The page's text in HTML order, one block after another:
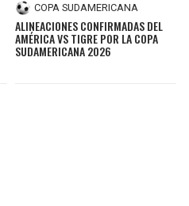
COPA SUDAMERICANA
ALINEACIONES CONFIRMADAS DEL
AMÉRICA VS TIGRE POR LA COPA
SUDAMERICANA 2026